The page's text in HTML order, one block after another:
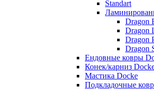
Standart
Dragon
Dragon
Dragon
Dragon
Ендовные ковры
Конек/карниз
Мастика Docke
Подкладочные